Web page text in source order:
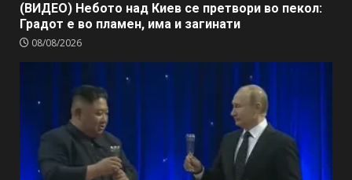
(ВИДЕО) Небото над Киев се претвори во пекол:
Градот е во пламен, има и загинати
08/08/2026